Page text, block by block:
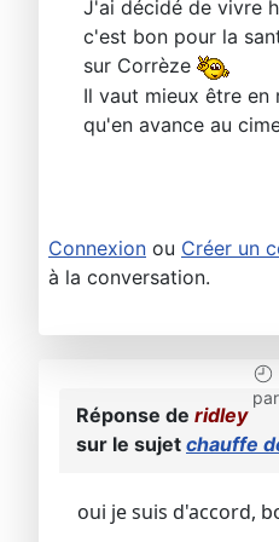
J'ai décidé de vivre
c'est bon pour la
sur Corrèze
Il vaut mieux être en
qu'en avance au
Connexion ou Créer un
à la conversation.
par
Réponse de ridley
sur le sujet chauffe
oui je suis d'accord,